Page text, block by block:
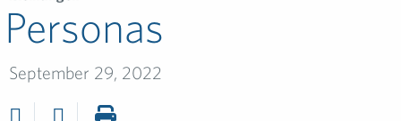
Personas
September 29, 2022